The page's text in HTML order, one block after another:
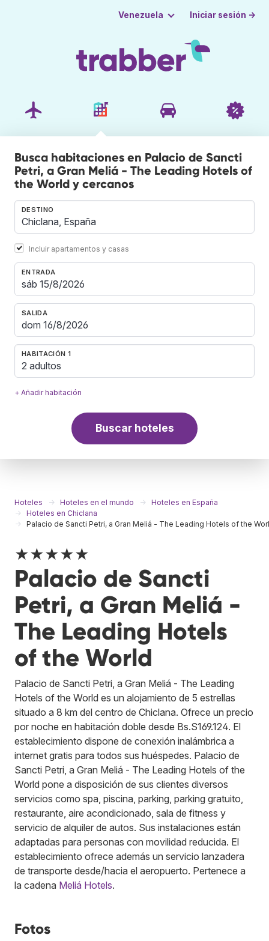
Venezuela Iniciar sesión →
Busca habitaciones en Palacio de Sancti
Petri, a Gran Meliá - The Leading Hotels of
the World y cercanos
DESTINO
Incluir apartamentos y casas
ENTRADA
SALIDA
HABITACIÓN 1
2 adultos
+ Añadir habitación
Buscar hoteles
Hoteles Hoteles en el mundo
Hoteles en España
Hoteles en Chiclana
Palacio de Sancti Petri, a Gran Meliá - The Leading Hotels of the
★★★★★
Palacio de Sancti
Petri, a Gran Meliá -
The Leading Hotels
of the World
Palacio de Sancti Petri, a Gran Meliá - The Leading
Hotels of the World es un alojamiento de 5 estrellas
situado a 8 km del centro de Chiclana. Ofrece un precio
por noche en habitación doble desde Bs.S169.124. El
establecimiento dispone de conexión inalámbrica a
internet gratis para todos sus huéspedes. Palacio de
Sancti Petri, a Gran Meliá - The Leading Hotels of the
World pone a disposición de sus clientes diversos
servicios como spa, piscina, parking, parking gratuito,
restaurante, aire acondicionado, sala de fitness y
servicio de alquiler de autos. Sus instalaciones están
adaptadas para personas con movilidad reducida. El
establecimiento ofrece además un servicio lanzadera
de transporte desde/hacia el aeropuerto. Pertenece a
la cadena Meliá Hotels.
Fotos